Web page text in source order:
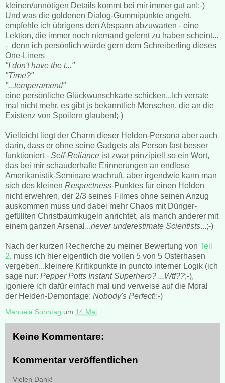
kleinen/unnötigen Details kommt bei mir immer gut an!;-)
Und was die goldenen Dialog-Gummipunkte angeht,
empfehle ich übrigens den Abspann abzuwarten - eine
Lektion, die immer noch niemand gelernt zu haben scheint...
- denn ich persönlich würde gern dem Schreiberling dieses
One-Liners
"I don't have the t..."
"Time?"
"...temperament!"
eine persönliche Glückwunschkarte schicken...Ich verrate
mal nicht mehr, es gibt js bekanntlich Menschen, die an die
Existenz von Spoilern glauben!;-)
Vielleicht liegt der Charm dieser Helden-Persona aber auch
darin, dass er ohne seine Gadgets als Person fast besser
funktioniert - Self-Reliance ist zwar prinzipiell so ein Wort,
das bei mir schauderhafte Erinnerungen an endlose
Amerikanistik-Seminare wachruft, aber irgendwie kann man
sich des kleinen Respectness-Punktes für einen Helden
nicht erwehren, der 2/3 seines Filmes ohne seinen Anzug
auskommen muss und dabei mehr Chaos mit Dünger-
gefüllten Christbaumkugeln anrichtet, als manch anderer mit
einem ganzen Arsenal...never underestimate Scientists...;-)
Nach der kurzen Recherche zu meiner Bewertung von Teil
2, muss ich hier eigentlich die vollen 5 von 5 Osterhasen
vergeben...kleinere Kritikpunkte in puncto interner Logik (ich
sage nur: Pepper Potts Instant Superhero? ...Wtf??;-),
igoniere ich dafür einfach mal und verweise auf die Moral
der Helden-Demontage: Nobody's Perfect!:-)
Manuela Sonntag um 14 Mai
Keine Kommentare:
Kommentar veröffentlichen
Vielen Dank!